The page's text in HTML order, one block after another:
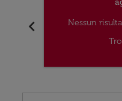
chevron_left
Nessun